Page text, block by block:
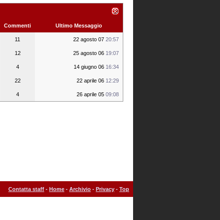
Commenti Ultimo Messaggio
11 22 agosto 07 20:57
12 25 agosto 06 19:07
4 14 giugno 06 16:34
22 22 aprile 06 12:29
4 26 aprile 05 09:08
Contatta staff - Home - Archivio - Privacy - Top